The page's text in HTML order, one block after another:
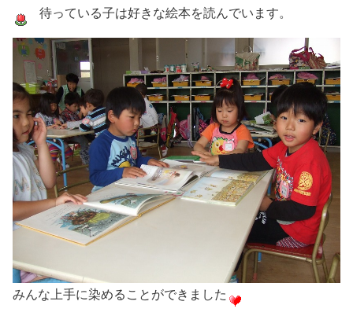
待っている子は好きな絵本を読んでいます。
みんな上手に染めることができました